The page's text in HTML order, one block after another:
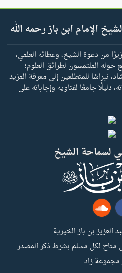
الإمام ابن باز رحمه الله
من دعوة الشيخ، وعطائه العلمي،
حوله الملتمسون لطرائق العلوم؛
نبراسًا للمتطلعين إلى معرفة المزيد
جامعًا لفتاويه وإجاباته على
لسماحة الشيخ
بن باز الخيرية
متاح لكل مسلم بشرط ذكر المصدر
زاد